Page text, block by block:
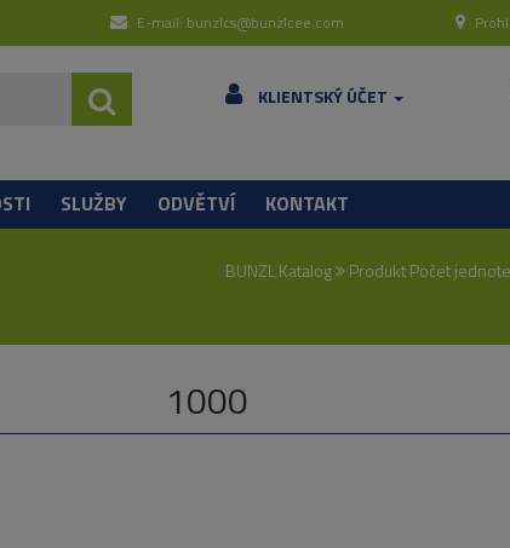
E-mail: bunzlcs@bunzlcee.com
KLIENTSKÝ ÚČET
SLUŽBY ODVĚTVÍ KONTAKT
BUNZL Katalog Produkt Počet
1000